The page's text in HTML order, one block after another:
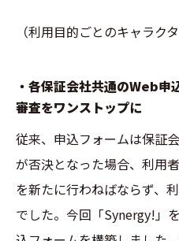
（利用目的ごとのキャラクタ
・各保証会社共通のWeb申
審査をワンストップに
従来、申込フォームは保証
が否決となった場合、利用
を新たに行わねばならず、
でした。今回「Synergy!」